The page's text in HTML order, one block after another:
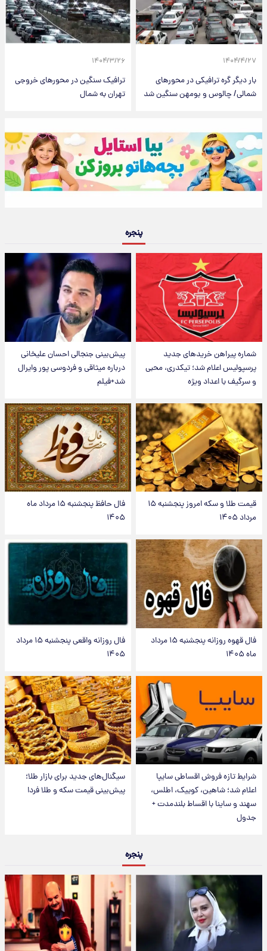
۱۴۰۴/۴/۲۷
بار دیگر گره ترافیکی در محورهای
شمالی/ چالوس و بومهن سنگین شد
۱۴۰۴/۳/۲۶
ترافیک سنگین در محورهای خروجی
تهران به شمال
پنجره
شماره پیراهن خریدهای جدید
پرسپولیس اعلام شد؛ تیکدری، محبی
و سرگیف با اعداد ویژه
پیش‌بینی جنجالی احسان علیخانی
درباره میثاقی و فردوسی پور وایرال
شد+فیلم
قیمت طلا و سکه امروز پنجشنبه ۱۵
مرداد ۱۴۰۵
فال حافظ پنجشنبه ۱۵ مرداد ماه
۱۴۰۵
فال قهوه روزانه پنجشنبه ۱۵ مرداد
ماه ۱۴۰۵
فال روزانه واقعی پنجشنبه ۱۵ مرداد
۱۴۰۵
شرایط تازه فروش اقساطی سایپا
اعلام شد؛ شاهین، کوییک، اطلس،
سهند و ساینا با اقساط بلندمدت +
جدول
سیگنال‌های جدید برای بازار طلا؛
پیش‌بینی قیمت سکه و طلا فردا
پنجره